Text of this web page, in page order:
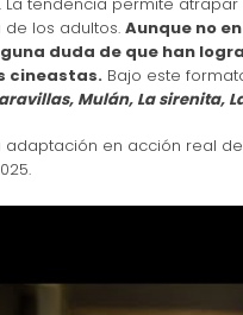
los adultos. Aunque no
duda de que han
cineastas. Bajo este
Mulán, La sirenita,
en acción real